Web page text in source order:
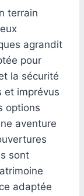
terrain
agrandit
pour
la sécurité
et imprévus
options
aventure
sont
adaptée